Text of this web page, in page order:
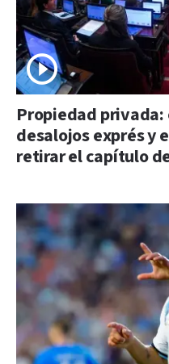
Propiedad
desalojos exprés y
retirar el capítulo